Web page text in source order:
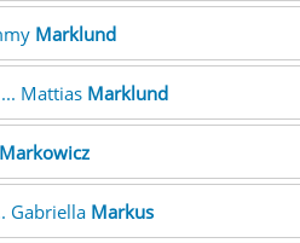
Marklund
... Mattias Marklund
Markowicz
Gabriella Markus